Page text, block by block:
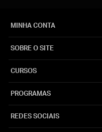
MINHA CONTA
SOBRE O SITE
CURSOS
PROGRAMAS
REDES SOCIAIS